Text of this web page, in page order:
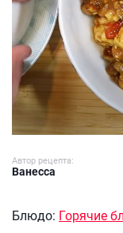
Автор рецепта:
Ванесса
Блюдо: Горячие